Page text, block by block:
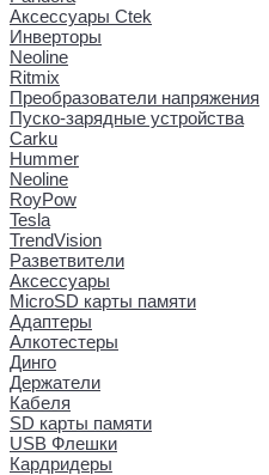
Аксессуары Ctek
Инверторы
Neoline
Ritmix
Преобразователи напряжения
Пуско-зарядные устройства
Carku
Hummer
Neoline
RoyPow
Tesla
TrendVision
Разветвители
Аксессуары
MicroSD карты памяти
Адаптеры
Алкотестеры
Динго
Держатели
Кабеля
SD карты памяти
USB Флешки
Кардридеры